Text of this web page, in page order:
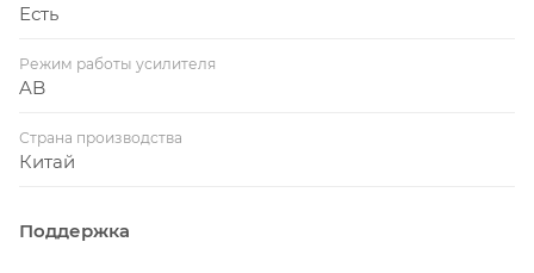
Есть
Режим работы усилителя
AB
Страна производства
Китай
Поддержка